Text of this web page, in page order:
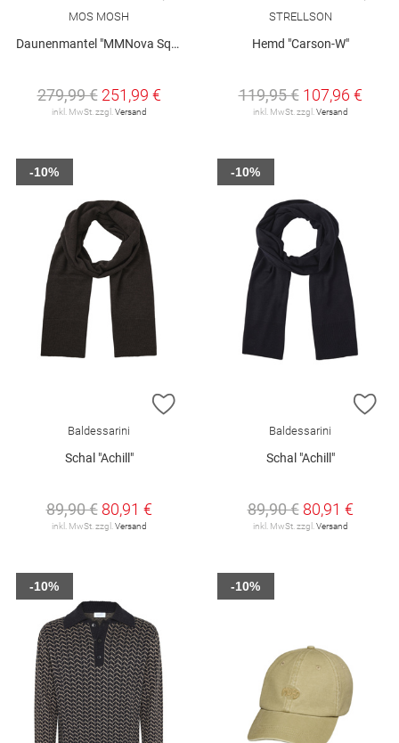
MOS MOSH
Daunenmantel "MMNova Square"
279,99 € 251,99 €
inkl. MwSt. zzgl. Versand
STRELLSON
Hemd "Carson-W"
119,95 € 107,96 €
inkl. MwSt. zzgl. Versand
ZUR WUNSCHLISTE HINZUFÜGEN
Baldessarini
Schal "Achill"
89,90 € 80,91 €
inkl. MwSt. zzgl.Versand
-10%
Baldessarini
Schal "Achill"
89,90 € 80,91 €
inkl. MwSt. zzgl.Versand
-10%
-10% -10%